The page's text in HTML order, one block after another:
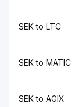
SEK to LTC
SEK to MATIC
SEK to AGIX